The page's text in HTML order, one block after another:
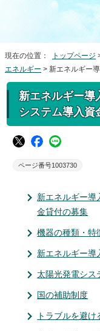
現在の位置： トップページ
エネルギー > 新エネルギー
新エネルギー導
システム導入資
ページ番号1003730
新エネルギー導
金貸付の募集
機器の種類・特
新エネルギー導
太陽光発電シス
国の補助制度
トラブルを避け